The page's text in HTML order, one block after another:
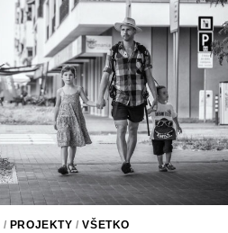
/ PROJEKTY /VŠETKO